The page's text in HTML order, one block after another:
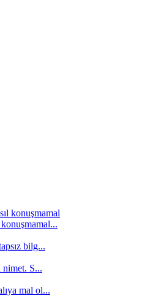
konuşmamal...
bilg...
nimet. S...
mal ol...